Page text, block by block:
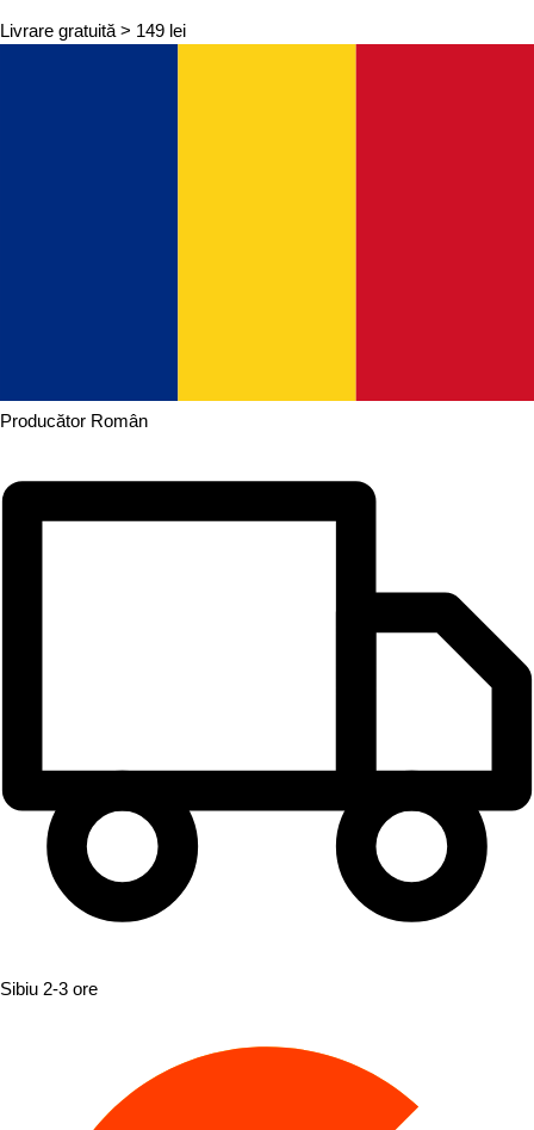
Livrare gratuită > 149 lei
Producător Român
Sibiu 2-3 ore